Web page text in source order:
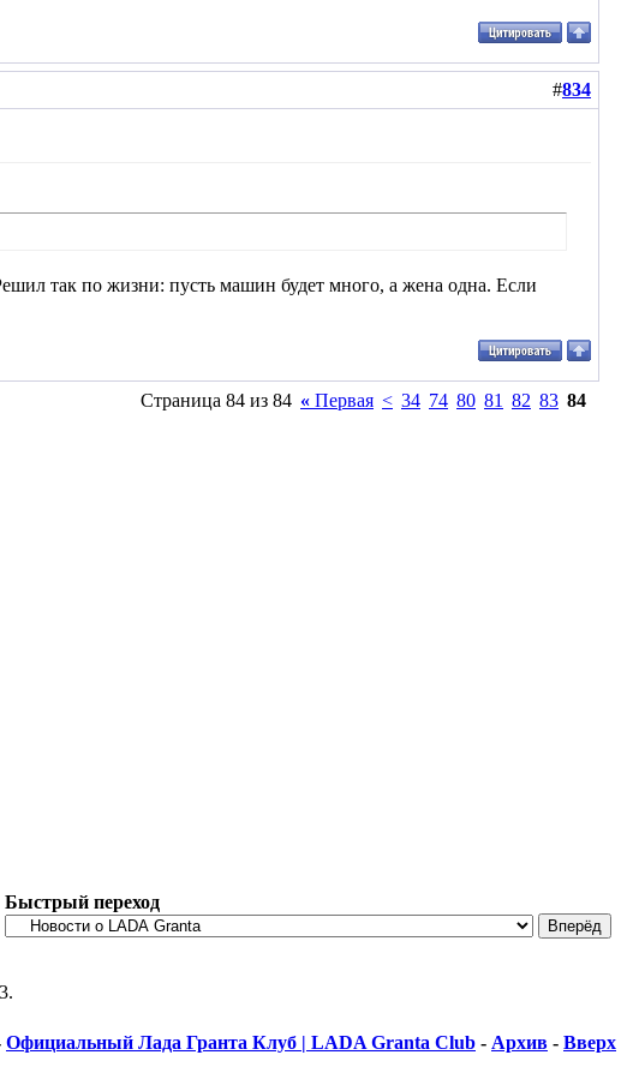
#834
так по жизни: пусть машин будет много, а жена одна. Если
Страница 84 из 84 « Первая < 34 74 80 81 82 83 84
Быстрый переход
Официальный Лада Гранта Клуб | LADA Granta Club - Архив - Вверх